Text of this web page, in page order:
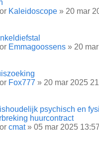
Kaleidoscope » 20 mar
Emmagoossens » 20
Fox777 » 20 mar 2025
psychisch en
huurcontract
cmat» 05 mar 2025 13:57